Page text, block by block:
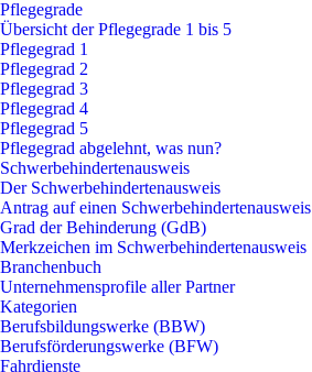
Pflegegrade
Übersicht der Pflegegrade 1 bis 5
Pflegegrad 1
Pflegegrad 2
Pflegegrad 3
Pflegegrad 4
Pflegegrad 5
Pflegegrad abgelehnt, was nun?
Schwerbehindertenausweis
Der Schwerbehindertenausweis
Antrag auf einen Schwerbehindertenausweis
Grad der Behinderung (GdB)
Merkzeichen im Schwerbehindertenausweis
Branchenbuch
Unternehmensprofile aller Partner
Kategorien
Berufsbildungswerke (BBW)
Berufsförderungswerke (BFW)
Fahrdienste